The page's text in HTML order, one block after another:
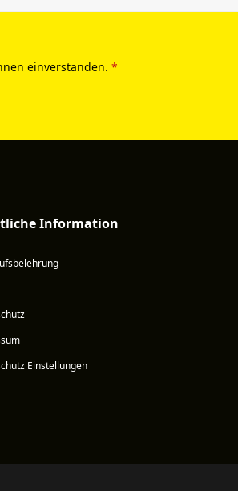
einverstanden. *
Information
Einstellungen